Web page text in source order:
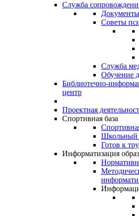
Служба
Советы
Служба
Обучение
Библиотечно-
центр
Проектная
Спортивная база
Школьный
Готов к
Информатизация